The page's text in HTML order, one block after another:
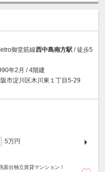
御堂筋線西中島南方駅 / 徒歩5
年2月 / 4階建
市淀川区木川東１丁目5-29
5万円
台独立賃貸マンション！